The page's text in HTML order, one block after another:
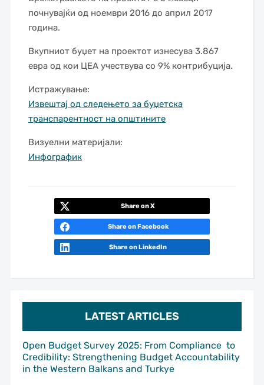
LATEST ARTICLES
Open Budget Survey 2025: From Compliance to
Credibility: Strengthening Budget Accountability
in the Western Balkans and Turkye
почнувајќи од ноември 2016 до април 2017
година.
Вкупниот буџет на проектот изнесува 3.867
евра од кои ЦЕА учествува со 9% контрибуција.
Истражување:
Извештај од следењето за буџетска
транспарентност на општините
Визуелни материјали:
Инфографик
Share on X
Share on Facebook
Share on LinkedIn